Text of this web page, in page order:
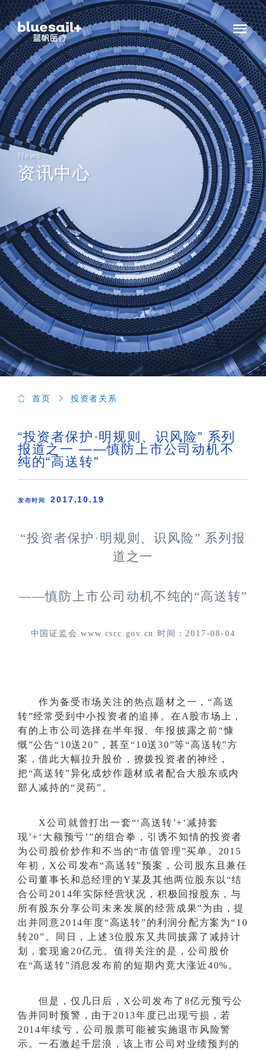
News
资讯中心
首页 投资者关系
“投资者保护·明规则、识风险” 系列
报道之一 ——慎防上市公司动机不
纯的“高送转”
发布时间 2017.10.19
“投资者保护·明规则、识风险” 系列报
道之一
——慎防上市公司动机不纯的“高送转”
中国证监会 www.csrc.gov.cn 时间：2017-08-04
作为备受市场关注的热点题材之一，“高送
转”经常受到中小投资者的追捧。在A股市场上，
有的上市公司选择在半年报、年报披露之前“慷
慨”公告“10送20”，甚至“10送30”等“高送转”方
案，借此大幅拉升股价，撩拨投资者的神经，
把“高送转”异化成炒作题材或者配合大股东或内
部人减持的“灵药”。
X公司就曾打出一套“‘高送转’+‘减持套
现’+‘大额预亏’”的组合拳，引诱不知情的投资者
为公司股价炒作和不当的“市值管理”买单。2015
年初，X公司发布“高送转”预案，公司股东且兼任
公司董事长和总经理的Y某及其他两位股东以“结
合公司2014年实际经营状况，积极回报股东，与
所有股东分享公司未来发展的经营成果”为由，提
出并同意2014年度“高送转”的利润分配方案为“10
转20”。同日，上述3位股东又共同披露了减持计
划，套现逾20亿元。值得关注的是，公司股价
在“高送转”消息发布前的短期内竟大涨近40%。
但是，仅几日后， X公司发布了8亿元预亏公
告并同时预警，由于2013年度已出现亏损，若
2014年续亏，公司股票可能被实施退市风险警
示。一石激起千层浪，该上市公司对业绩预判的